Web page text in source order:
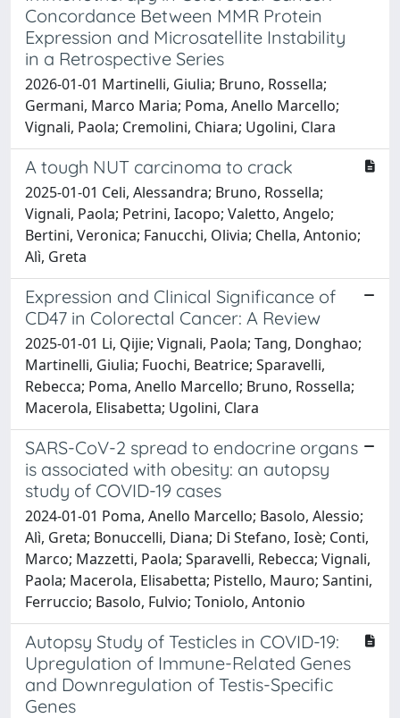
Concordance Between MMR Protein
Expression and Microsatellite Instability
in a Retrospective Series
2026-01-01 Martinelli, Giulia; Bruno, Rossella;
Germani, Marco Maria; Poma, Anello Marcello;
Vignali, Paola; Cremolini, Chiara; Ugolini, Clara
A tough NUT carcinoma to crack
2025-01-01 Celi, Alessandra; Bruno, Rossella;
Vignali, Paola; Petrini, Iacopo; Valetto, Angelo;
Bertini, Veronica; Fanucchi, Olivia; Chella, Antonio;
Alì, Greta
Expression and Clinical Significance of
CD47 in Colorectal Cancer: A Review
2025-01-01 Li, Qijie; Vignali, Paola; Tang, Donghao;
Martinelli, Giulia; Fuochi, Beatrice; Sparavelli,
Rebecca; Poma, Anello Marcello; Bruno, Rossella;
Macerola, Elisabetta; Ugolini, Clara
SARS-CoV-2 spread to endocrine organs
is associated with obesity: an autopsy
study of COVID-19 cases
2024-01-01 Poma, Anello Marcello; Basolo, Alessio;
Alì, Greta; Bonuccelli, Diana; Di Stefano, Iosè; Conti,
Marco; Mazzetti, Paola; Sparavelli, Rebecca; Vignali,
Paola; Macerola, Elisabetta; Pistello, Mauro; Santini,
Ferruccio; Basolo, Fulvio; Toniolo, Antonio
Autopsy Study of Testicles in COVID-19:
Upregulation of Immune-Related Genes
and Downregulation of Testis-Specific
Genes